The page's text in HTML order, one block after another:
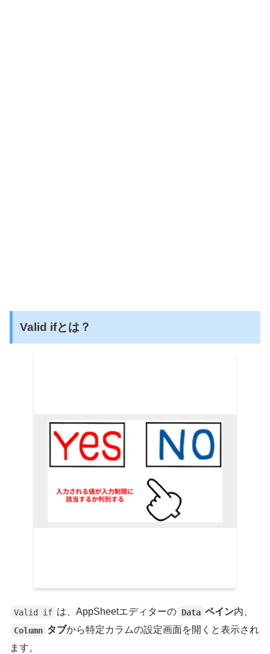
Valid ifとは？
Valid if は、AppSheetエディターの Data ペイン内、
Column タブから特定カラムの設定画面を開くと表示され
ます。